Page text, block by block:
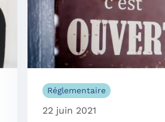
Réglementaire
22 juin 2021